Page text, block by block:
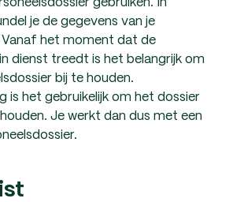
je de gegevens van je
het moment dat de
dienst treedt is het belangrijk om
bij te houden.
is het gebruikelijk om het dossier
Je werkt dan dus met een